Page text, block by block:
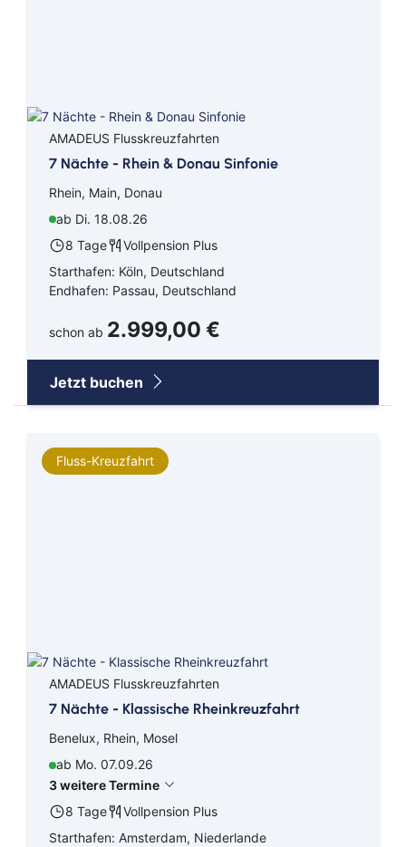
AMADEUS Flusskreuzfahrten
7 Nächte - Rhein & Donau Sinfonie
Rhein, Main, Donau
ab Di. 18.08.26
8 Tage
Vollpension Plus
Starthafen: Köln, Deutschland
Endhafen: Passau, Deutschland
schon ab 2.999,00 €
Jetzt buchen
Fluss-Kreuzfahrt
AMADEUS Flusskreuzfahrten
7 Nächte - Klassische Rheinkreuzfahrt
Benelux, Rhein, Mosel
ab Mo. 07.09.26
3 weitere Termine
8 Tage
Vollpension Plus
Starthafen: Amsterdam, Niederlande